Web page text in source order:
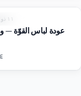
المجلة
١١ ذو القعدة ١٤٤٧ هـ
عودة لباس القوّة —